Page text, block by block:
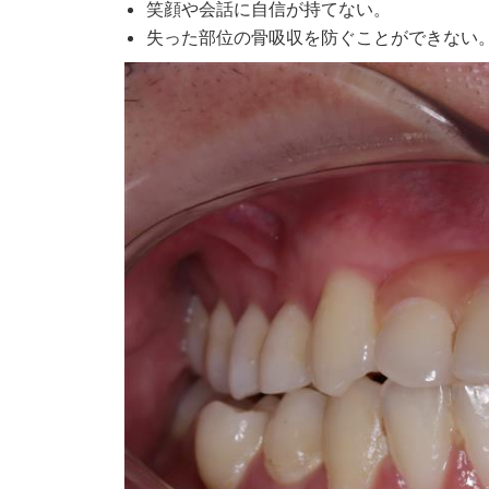
笑顔や会話に自信が持てない。
失った部位の骨吸収を防ぐことができない